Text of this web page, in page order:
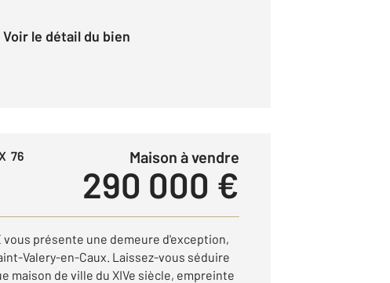
Voir le détail du bien
76
Maison à vendre
290 000 €
vous présente une demeure d'exception,
Valery-en-Caux. Laissez-vous séduire
maison de ville du XIVe siècle, empreinte